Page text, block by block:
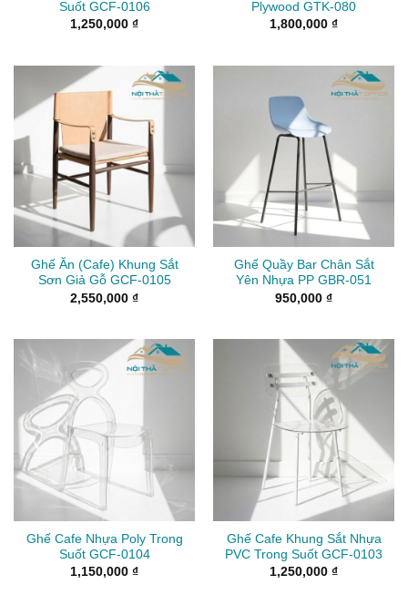
Suốt GCF-0106
1,250,000 ₫
Plywood GTK-080
1,800,000 ₫
Ghế Ăn (Cafe) Khung Sắt
Sơn Giả Gỗ GCF-0105
2,550,000 ₫
Ghế Quầy Bar Chân Sắt
Yên Nhựa PP GBR-051
950,000 ₫
Ghế Cafe Nhựa Poly Trong
Suốt GCF-0104
1,150,000 ₫
Ghế Cafe Khung Sắt Nhựa
PVC Trong Suốt GCF-0103
1,250,000 ₫